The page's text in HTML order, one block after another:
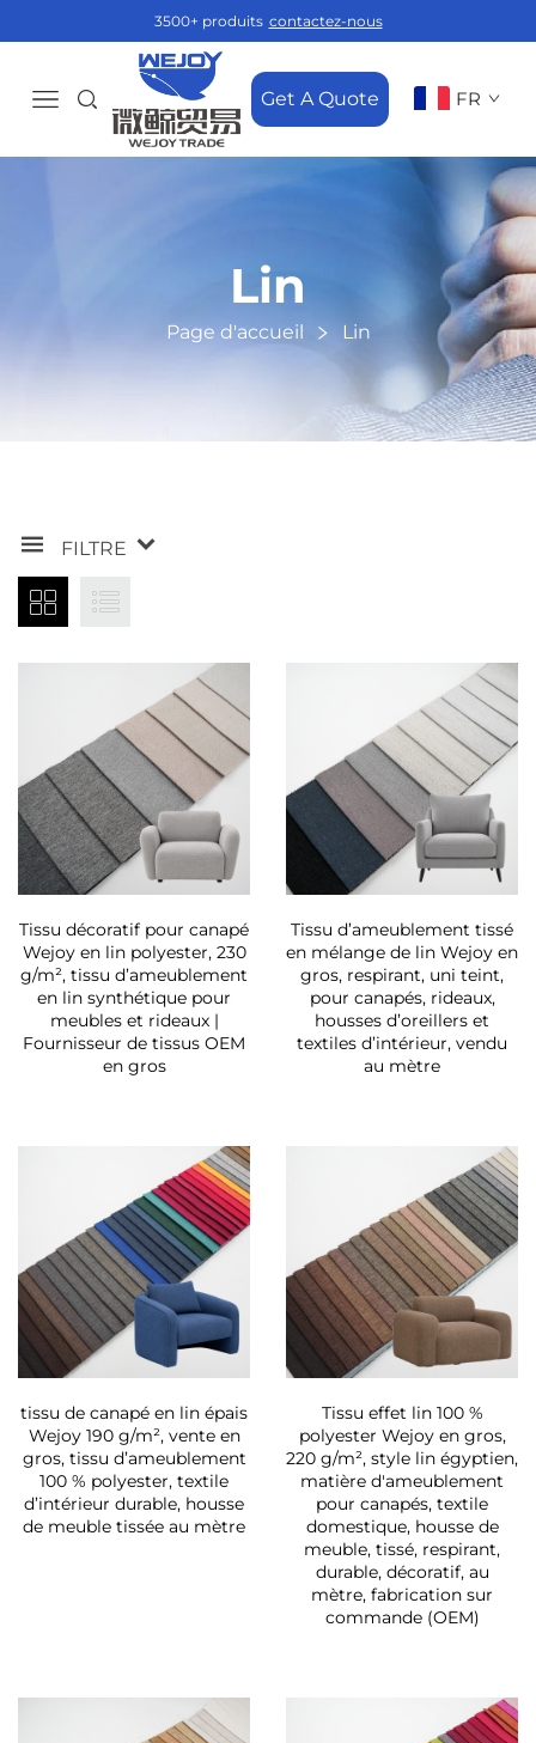
3500+ produits contactez-nous
Get A Quote FR
Lin
Page d'accueil Lin
FILTRE
Tissu décoratif pour canapé
Wejoy en lin polyester, 230
g/m², tissu d’ameublement
en lin synthétique pour
meubles et rideaux |
Fournisseur de tissus OEM
en gros
Tissu d’ameublement tissé
en mélange de lin Wejoy en
gros, respirant, uni teint,
pour canapés, rideaux,
housses d’oreillers et
textiles d’intérieur, vendu
au mètre
tissu de canapé en lin épais
Wejoy 190 g/m², vente en
gros, tissu d’ameublement
100 % polyester, textile
d’intérieur durable, housse
de meuble tissée au mètre
Tissu effet lin 100 %
polyester Wejoy en gros,
220 g/m², style lin égyptien,
matière d'ameublement
pour canapés, textile
domestique, housse de
meuble, tissé, respirant,
durable, décoratif, au
mètre, fabrication sur
commande (OEM)